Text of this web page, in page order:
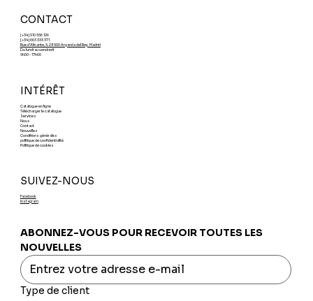
CONTACT
[+34] 910 556 126
[+34] 663 333 371
Rue d'Alicante, 5. 28500 Arganda del Rey. Madrid
Du lundi au vendredi
9h00 - 17h00
INTÉRÊT
Catalogue en ligne
Télécharger le catalogue
Services
Nous
Contact
Nouvelles
Conditions générales
politique de confidentialité
Politique de cookies
SUIVEZ-NOUS
Facebook
Instagram
ABONNEZ-VOUS POUR RECEVOIR TOUTES LES
NOUVELLES
Type de client